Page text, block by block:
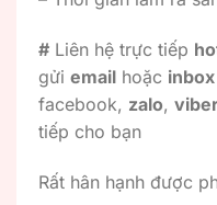
# Liên hệ trực tiếp
gửi email hoặc inbox
facebook, zalo,
tiếp cho bạn
Rất hân hạnh được